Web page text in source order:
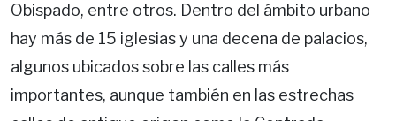
Obispado, entre otros. Dentro del ámbito urbano
hay más de 15 iglesias y una decena de palacios,
algunos ubicados sobre las calles más
importantes, aunque también en las estrechas